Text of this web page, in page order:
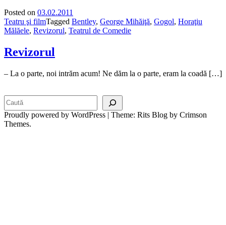
Posted on 03.02.2011
Teatru şi filmTagged Bentley, George Mihăiţă, Gogol, Horaţiu
Mălăele, Revizorul, Teatrul de Comedie
Revizorul
– La o parte, noi intrăm acum! Ne dăm la o parte, eram la coadă […]
Proudly powered by WordPress | Theme: Rits Blog by Crimson
Themes.